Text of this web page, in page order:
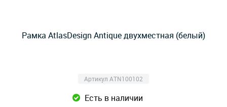
Рамка AtlasDesign Antique двухместная (белый)
Артикул ATN100102
Есть в наличии